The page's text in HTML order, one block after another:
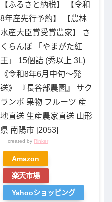
【ふるさと納税】 【令和
8年産先行予約】 【農林
水産大臣賞受賞農家】 さ
くらんぼ 「やまがた紅
王」 15個詰 (秀以上 3L)
《令和8年6月中旬〜発
送》 『長谷部農園』 サク
ランボ 果物 フルーツ 産
地直送 生産農家直送 山形
県 南陽市 [2053]
created by Rinker
Amazon
楽天市場
Yahooショッピング